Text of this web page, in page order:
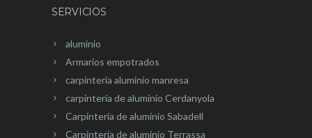
SERVICIOS
aluminio
Armarios empotrados
carpínteria aluminio manresa
carpintería de aluminio Cerdanyola
Carpintería de aluminio Sabadell
Carpintería de aluminio Terrassa